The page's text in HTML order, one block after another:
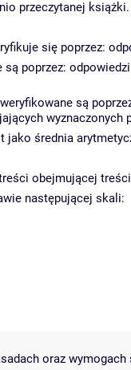
przeczytanej
się poprzez:
są poprzez:
weryfikowane są
wyznaczonych
jako średnia
obejmującej
następującej skali:
oraz